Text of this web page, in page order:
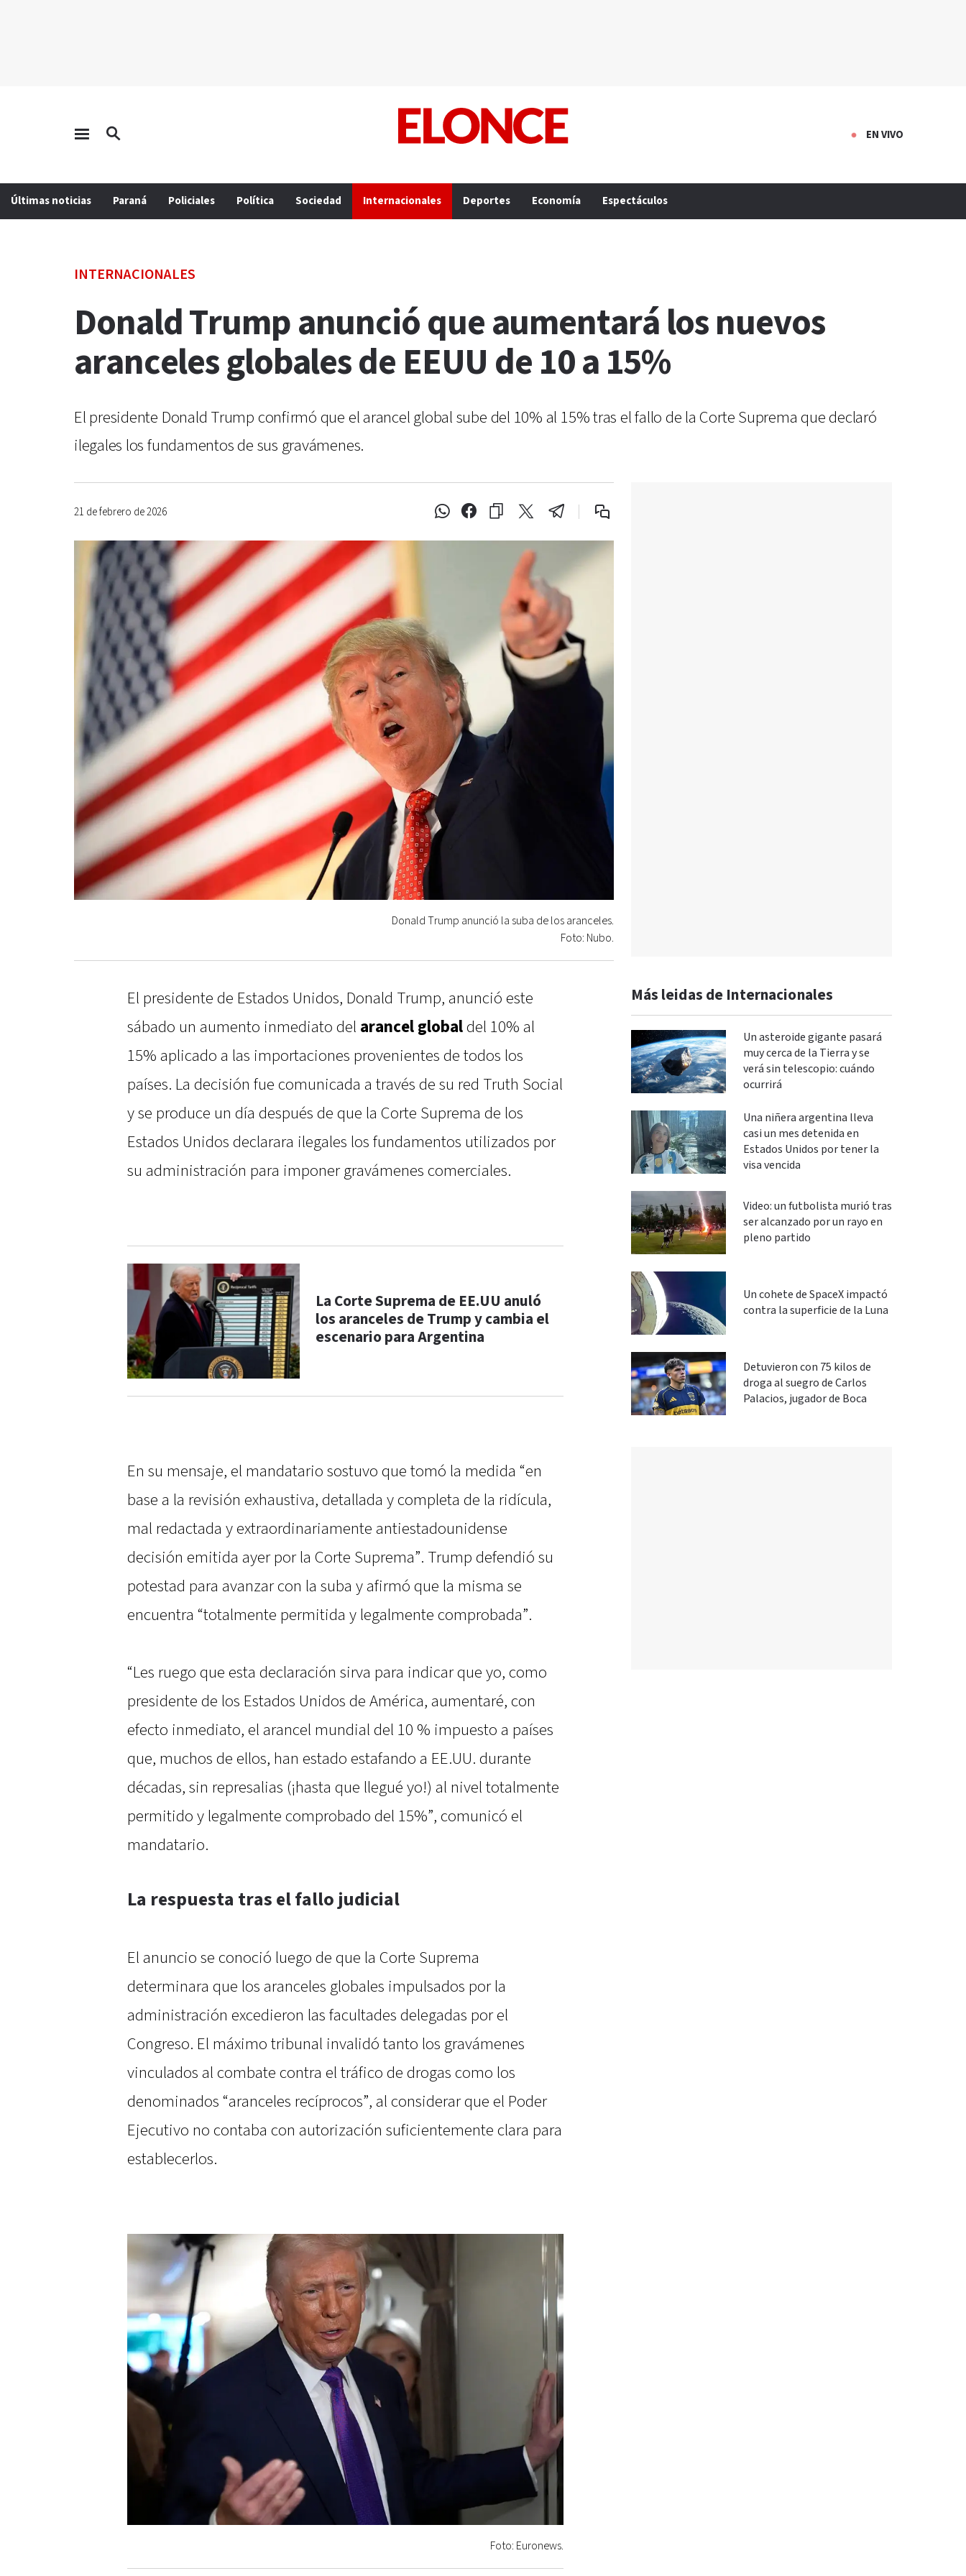
EN VIVO
Últimas noticias Paraná Policiales Política Sociedad Internacionales Deportes Economía Espectáculos
INTERNACIONALES
Donald Trump anunció que aumentará los nuevos
aranceles globales de EEUU de 10 a 15%
El presidente Donald Trump confirmó que el arancel global sube del 10% al 15% tras el fallo de la Corte Suprema que declaró
ilegales los fundamentos de sus gravámenes.
21 de febrero de 2026
Donald Trump anunció la suba de los aranceles.
Foto: Nubo.
El presidente de Estados Unidos, Donald Trump, anunció este
sábado un aumento inmediato del arancel globaldel 10% al
15% aplicado a las importaciones provenientes de todos los
países. La decisión fue comunicada a través de su red Truth Social
y se produce un día después de que la Corte Suprema de los
Estados Unidos declarara ilegales los fundamentos utilizados por
su administración para imponer gravámenes comerciales.
La Corte Suprema de EE.UU anuló
los aranceles de Trump y cambia el
escenario para Argentina
En su mensaje, el mandatario sostuvo que tomó la medida “en
base a la revisión exhaustiva, detallada y completa de la ridícula,
mal redactada y extraordinariamente antiestadounidense
decisión emitida ayer por la Corte Suprema”. Trump defendió su
potestad para avanzar con la suba y afirmó que la misma se
encuentra “totalmente permitida y legalmente comprobada”.
“Les ruego que esta declaración sirva para indicar que yo, como
presidente de los Estados Unidos de América, aumentaré, con
efecto inmediato, el arancel mundial del 10 % impuesto a países
que, muchos de ellos, han estado estafando a EE.UU. durante
décadas, sin represalias (¡hasta que llegué yo!) al nivel totalmente
permitido y legalmente comprobado del 15%”, comunicó el
mandatario.
La respuesta tras el fallo judicial
El anuncio se conoció luego de que la Corte Suprema
determinara que los aranceles globales impulsados por la
administración excedieron las facultades delegadas por el
Congreso. El máximo tribunal invalidó tanto los gravámenes
vinculados al combate contra el tráfico de drogas como los
denominados “aranceles recíprocos”, al considerar que el Poder
Ejecutivo no contaba con autorización suficientemente clara para
establecerlos.
Foto: Euronews.
Más leidas de Internacionales
Un asteroide gigante pasará
muy cerca de la Tierra y se
verá sin telescopio: cuándo
ocurrirá
Una niñera argentina lleva
casi un mes detenida en
Estados Unidos por tener la
visa vencida
Video: un futbolista murió tras
ser alcanzado por un rayo en
pleno partido
Un cohete de SpaceX impactó
contra la superficie de la Luna
Detuvieron con 75 kilos de
droga al suegro de Carlos
Palacios, jugador de Boca